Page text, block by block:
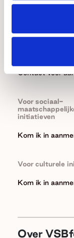
Contact voor
Voor sociaal-
initiatieven
Kom ik in
Voor culturele
Kom ik in
Over